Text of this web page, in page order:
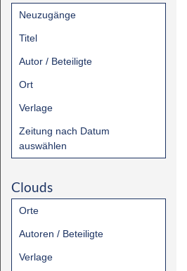
Neuzugänge
Titel
Autor / Beteiligte
Ort
Verlage
Zeitung nach Datum
auswählen
Clouds
Orte
Autoren / Beteiligte
Verlage